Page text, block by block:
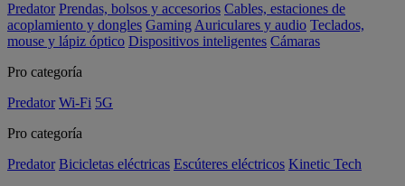
Predator Prendas, bolsos y accesorios Cables, estaciones de
acoplamiento y dongles Gaming Auriculares y audio Teclados,
mouse y lápiz óptico Dispositivos inteligentes Cámaras
Pro categoría
Predator Wi-Fi 5G
Pro categoría
Predator Bicicletas eléctricas Escúteres eléctricos Kinetic Tech